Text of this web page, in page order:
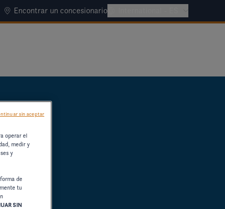
Encontrar un concesionario
operar el
medir y
y
de
tu
SIN
sin aceptar